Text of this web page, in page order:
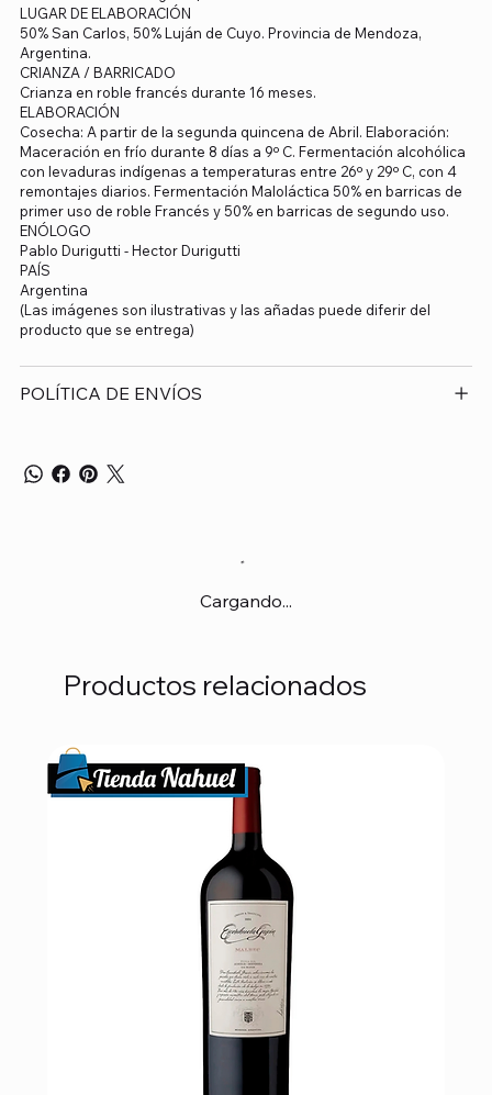
LUGAR DE ELABORACIÓN
50% San Carlos, 50% Luján de Cuyo. Provincia de Mendoza,
Argentina.
CRIANZA / BARRICADO
Crianza en roble francés durante 16 meses.
ELABORACIÓN
Cosecha: A partir de la segunda quincena de Abril. Elaboración:
Maceración en frío durante 8 días a 9º C. Fermentación alcohólica
con levaduras indígenas a temperaturas entre 26º y 29º C, con 4
remontajes diarios. Fermentación Maloláctica 50% en barricas de
primer uso de roble Francés y 50% en barricas de segundo uso.
ENÓLOGO
Pablo Durigutti - Hector Durigutti
PAÍS
Argentina
(Las imágenes son ilustrativas y las añadas puede diferir del
producto que se entrega)
POLÍTICA DE ENVÍOS
Cargando...
Productos relacionados